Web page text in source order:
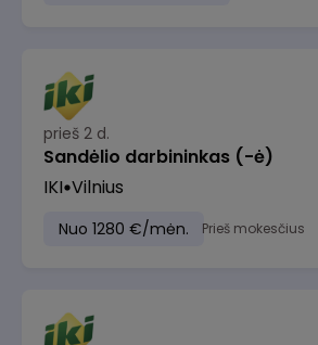
prieš 2 d.
Sandėlio darbininkas (-ė)
IKI Vilnius
Nuo 1280 €/mėn. Prieš mokesčius